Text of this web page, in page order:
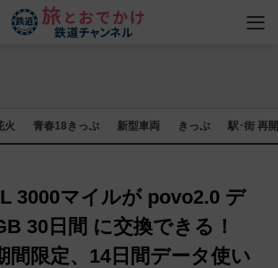
火 青春18きっぷ 新型車両 きっぷ 駅･街 再
3000マイルが povo2.0 デ
30日間 に交換できる！
間限定、14日間データ使い